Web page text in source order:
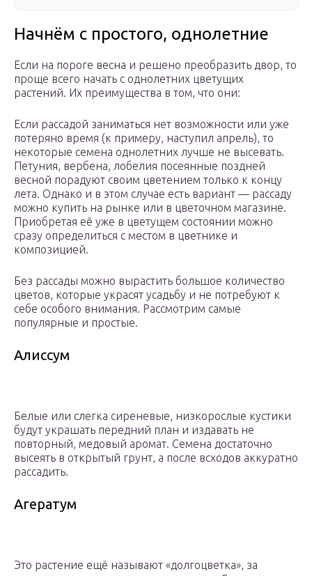
Начнём с простого, однолетние
Если на пороге весна и решено преобразить двор, то
проще всего начать с однолетних цветущих
растений. Их преимущества в том, что они:
Если рассадой заниматься нет возможности или уже
потеряно время (к примеру, наступил апрель), то
некоторые семена однолетних лучше не высевать.
Петуния, вербена, лобелия посеянные поздней
весной порадуют своим цветением только к концу
лета. Однако и в этом случае есть вариант — рассаду
можно купить на рынке или в цветочном магазине.
Приобретая её уже в цветущем состоянии можно
сразу определиться с местом в цветнике и
композицией.
Без рассады можно вырастить большое количество
цветов, которые украсят усадьбу и не потребуют к
себе особого внимания. Рассмотрим самые
популярные и простые.
Алиссум
Белые или слегка сиреневые, низкорослые кустики
будут украшать передний план и издавать не
повторный, медовый аромат. Семена достаточно
высеять в открытый грунт, а после всходов аккуратно
рассадить.
Агератум
Это растение ещё называют «долгоцветка», за